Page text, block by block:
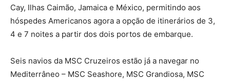
Cay, Ilhas Caimão, Jamaica e México, permitindo aos
hóspedes Americanos agora a opção de itinerários de 3,
4 e 7 noites a partir dos dois portos de embarque.
Seis navios da MSC Cruzeiros estão já a navegar no
Mediterrâneo – MSC Seashore, MSC Grandiosa, MSC